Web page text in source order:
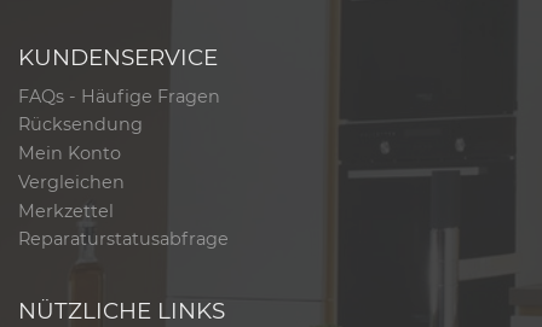
KUNDENSERVICE
FAQs - Häufige Fragen
Rücksendung
Mein Konto
Vergleichen
Merkzettel
Reparaturstatusabfrage
NÜTZLICHE LINKS